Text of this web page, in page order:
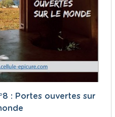
: Portes ouvertes sur